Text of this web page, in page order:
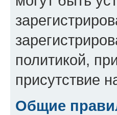
политикой,
присутствие
Общие